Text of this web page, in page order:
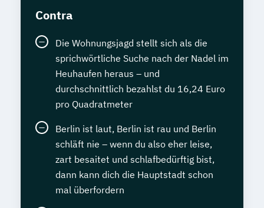
Contra
Die Wohnungsjagd stellt sich als die
sprichwörtliche Suche nach der Nadel im
Heuhaufen heraus – und
durchschnittlich bezahlst du 16,24 Euro
pro Quadratmeter
Berlin ist laut, Berlin ist rau und Berlin
schläft nie – wenn du also eher leise,
zart besaitet und schlafbedürftig bist,
dann kann dich die Hauptstadt schon
mal überfordern